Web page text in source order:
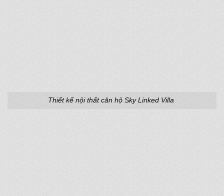
Thiết kế nội thất căn hộ Sky Linked Villa